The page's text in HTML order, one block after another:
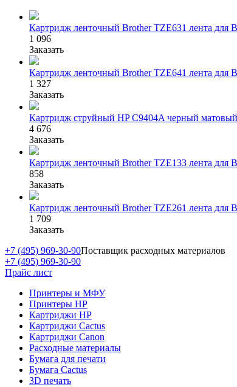
Картридж ленточный Brother TZE631 лента для
1 096
Заказать
Картридж ленточный Brother TZE641 лента для
1 327
Заказать
Картридж струйный HP C9404A черный
4 676
Заказать
Картридж ленточный Brother TZE133 лента для
858
Заказать
Картридж ленточный Brother TZE261 лента для
1 709
Заказать
+7 (495) 969-30-90Поставщик расходных материалов
+7 (495) 969-30-90
Прайс лист
Принтеры и МФУ
Принтеры HP
Картриджи HP
Картриджи Cactus
Картриджи Canon
Расходные материалы
Бумага для печати
Бумага Cactus
3D печать